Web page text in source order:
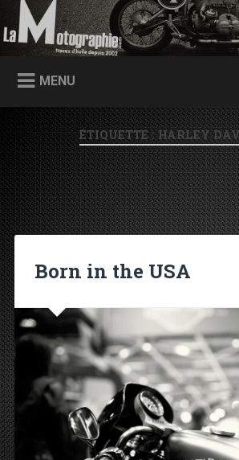
Accéder au contenu principal
Recherche
Traces d'huile depuis 2002
MENU
ÉTIQUETTE : HARLEY
Born in the USA